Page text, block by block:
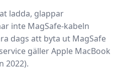
ladda, glappar
inte MagSafe-kabeln
dags att byta ut MagSafe
gällerApple MacBook
2022).